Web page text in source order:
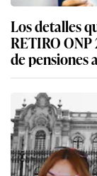
Los detalles
RETIRO
de pensiones